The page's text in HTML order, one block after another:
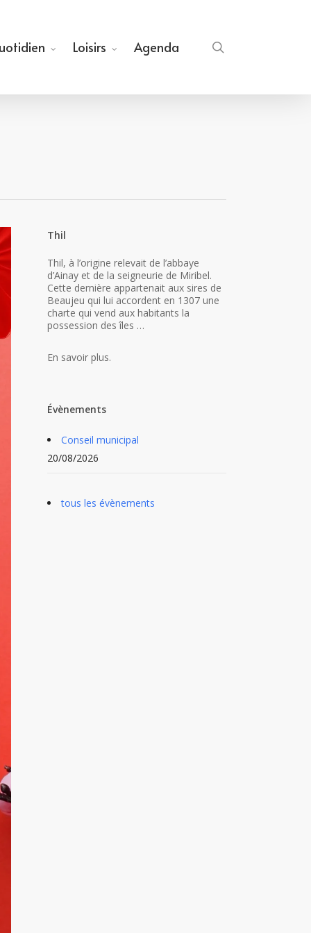
Loisirs Agenda
Thil
Thil, à l’origine relevait de l’abbaye
d’Ainay et de la seigneurie de Miribel.
Cette dernière appartenait aux sires de
Beaujeu qui lui accordent en 1307 une
charte qui vend aux habitants la
possession des îles …
En savoir plus.
Évènements
Conseil municipal
20/08/2026
tous les évènements